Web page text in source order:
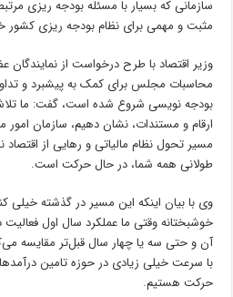
سازمانی که بسیار با مسئله بودجه ریزی
مثبت و مهمی برای نظام بودجه ریزی کشور
وزیر اقتصاد با طرح درخواست از نمایندگان
محاسبات مجلس برای کمک به پیشبرد و
بودجه نویسی شروع شده است، گفت: ما تلاش
ارقام و مستندات، نشان دهیم، سازمان امور
مسیر تحول نظام مالیاتی و رهایی از
طولانی همه شما، در حال حرکت است.
وی با بیان اینکه این مسیر در گذشته خیلی
خوشبختانه وقتی ما عملکرد سال اول
آن و حتی سه یا چهار سال قبل‌تر مقایسه
با سرعت خیلی زیادی در حوزه تامین
حرکت هستیم.